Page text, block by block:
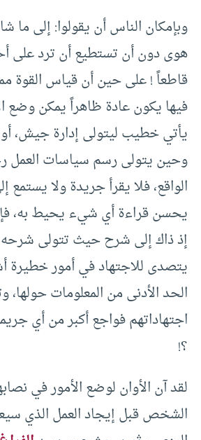
وبإمكان الناس أن يقولوا: إلى ما
هوى دون أن تستطيع أن ترد على
قاطعاً ! على حين أن قياس القوة
فيها يكون عادة ظاهراً يمكن وضع
يأتي خطيب ليتولى إدارة جيش،
وحين يتولى رسم سياسات العمل
الواقع، فلا يقرأ جريدة ولا يستمع
يحسن قراءة أي شيء يحيط به،
إذ ذاك إلى شرح حيث تتولى شرحه
يتصدى للاجتهاد في أمور خطيرة
الحد الأدنى من المعلومات حولها،
اجتهاداتهم فواجع أكبر من أي
؟!
لقد آن الأوان لوضع الأمور في
الشخص قبل إيجاد العمل الذي